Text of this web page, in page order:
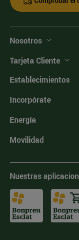
Nosotros
Tarjeta Cliente
Establecimientos
Incorpórate
Energía
Movilidad
Nuestras